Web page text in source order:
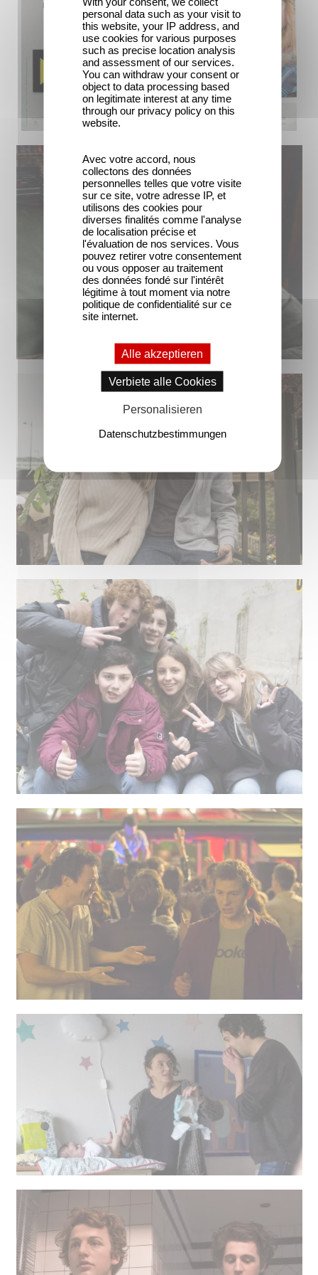
personal data such as your visit to
this website, your IP address, and
use cookies for various purposes
such as precise location analysis
and assessment of our services.
You can withdraw your consent or
object to data processing based
on legitimate interest at any time
through our privacy policy on this
website.
Avec votre accord, nous
collectons des données
personnelles telles que votre visite
sur ce site, votre adresse IP, et
utilisons des cookies pour
diverses finalités comme l'analyse
de localisation précise et
l'évaluation de nos services. Vous
pouvez retirer votre consentement
ou vous opposer au traitement
des données fondé sur l'intérêt
légitime à tout moment via notre
politique de confidentialité sur ce
site internet.
Alle akzeptieren
Verbiete alle Cookies
Personalisieren
Datenschutzbestimmungen